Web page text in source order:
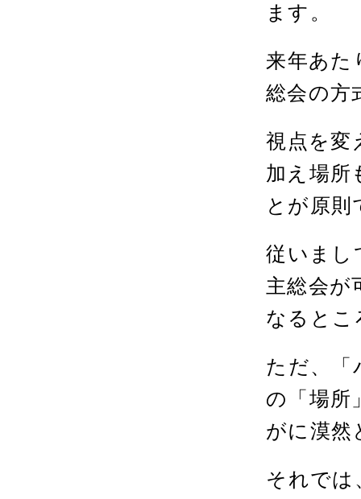
ます。
来年あた
総会の方
視点を変
加え場所
とが原則
従いまし
主総会が
なるとこ
ただ、「
の「場所
がに漠然
それでは